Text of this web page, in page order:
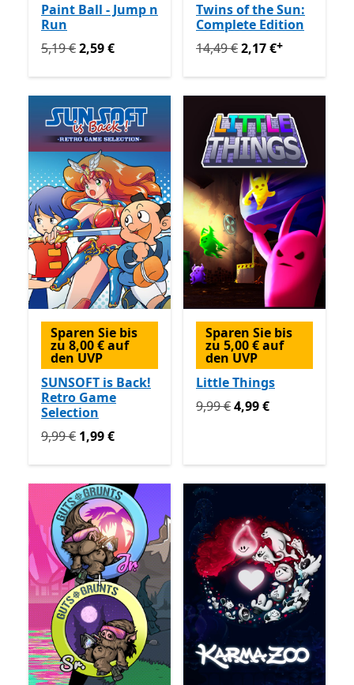
Paint Ball - Jump n
Run
Ursprünglich 5,19 € jetzt 2,59 €
5,19 €2,59 €
Twins of the Sun:
Complete Edition
Ursprünglich 14,49 € jetzt
14,49 €2,17 €+
Sparen Sie bis
zu 8,00 € auf
den UVP
SUNSOFT is Back!
Retro Game
Selection
Ursprünglich 9,99 € jetzt 1,99 €
9,99 € 1,99 €
Sparen Sie bis
zu 5,00 € auf
den UVP
Little Things
Ursprünglich 9,99 € jetzt
9,99 €4,99 €